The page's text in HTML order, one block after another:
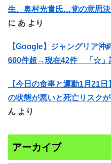
生、奥村光貴氏…党の意思
に あ より
【Google】ジャングリア
600件超→現在42件 「☆」
【今日の食事と運動1月21
の状態が悪いと死亡リスク
ん より
アーカイブ